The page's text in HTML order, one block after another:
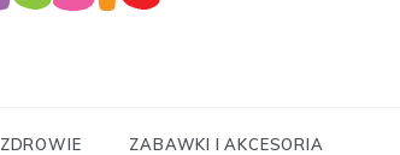
ZDROWIE ZABAWKI I AKCESORIA